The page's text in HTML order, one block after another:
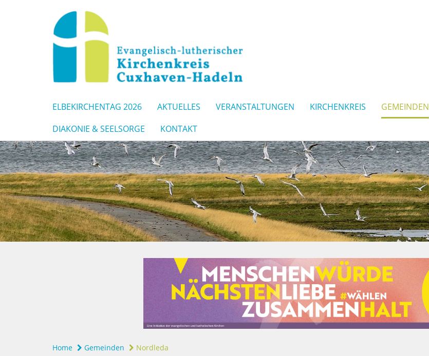
ELBEKIRCHENTAG 2026 AKTUELLES VERANSTALTUNGEN KIRCHENKREIS GEMEINDEN
DIAKONIE & SEELSORGE
KONTAKT
Home Gemeinden Nordleda